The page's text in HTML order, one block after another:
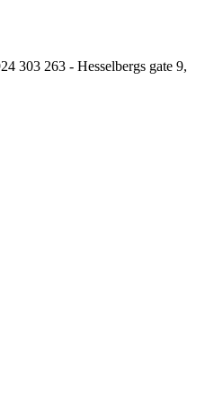
303 263 - Hesselbergs gate 9,